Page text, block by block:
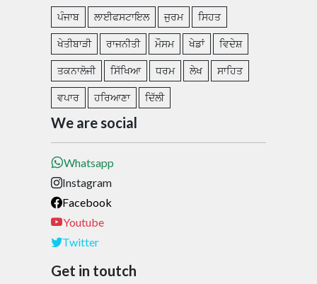
ਪੰਜਾਬ ਲਾਈਫਸਟਾਇਲ ਜੁਰਮ ਸਿਹਤ
ਖੇਤੀਬਾੜੀ ਰਾਜਨੀਤੀ ਮੌਸਮ ਖੇਡਾਂ ਵਿਦੇਸ਼
ਤਕਨਾਲੋਜੀ ਸਿੱਖਿਆ ਧਰਮ ਲੇਖ ਸਾਹਿਤ
ਵਪਾਰ ਹਰਿਆਣਾ ਦਿੱਲੀ
We are social
Whatsapp
Instagram
Facebook
Youtube
Twitter
Get in toutch